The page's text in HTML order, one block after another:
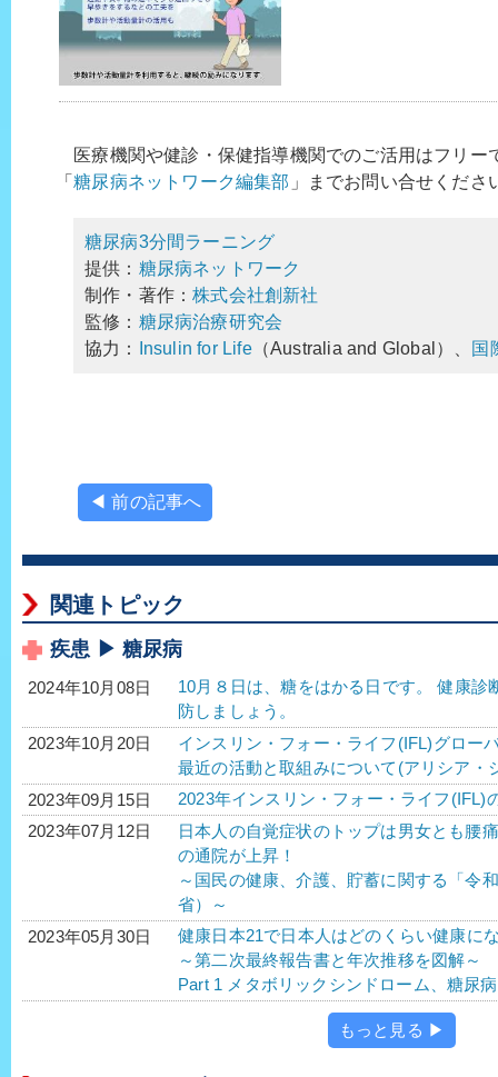
医療機関や健診・保健指導機関でのご活用はフリー
「糖尿病ネットワーク編集部 」までお問い合せくださ
糖尿病3分間ラーニング
提供： 糖尿病ネットワーク
制作・著作：株式会社創新社
監修： 糖尿病治療研究会
協力：
Insulin for Life（Australia and Global）、 国
◀ 前の記事へ
関連トピック
疾患 ▶ 糖尿病
2024年10月08日
10月８日は、糖をはかる日です。 健康
防しましょう。
2023年10月20日
インスリン・フォー・ライフ(IFL)グロー
最近の活動と取組みについて(アリシア・
2023年09月15日
2023年インスリン・フォー・ライフ(IFL)
2023年07月12日
日本人の自覚症状のトップは男女とも腰
の通院が上昇！
～国民の健康、介護、貯蓄に関する「令
省）～
2023年05月30日
健康日本21で日本人はどのくらい健康に
～第二次最終報告書と年次推移を図解～
Part 1 メタボリックシンドローム、糖尿
もっと見る ▶